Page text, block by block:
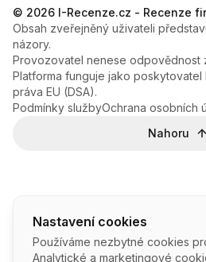
Nastavení cookies
Používáme nezbytné cookies
Analytické a marketingové
© 2026 I-Recenze.cz - Recenze
Obsah zveřejněný uživateli
názory.
Provozovatel nenese odpovědnost
Platforma funguje jako
práva EU (DSA).
Podmínky službyOchrana osobních
Nahoru